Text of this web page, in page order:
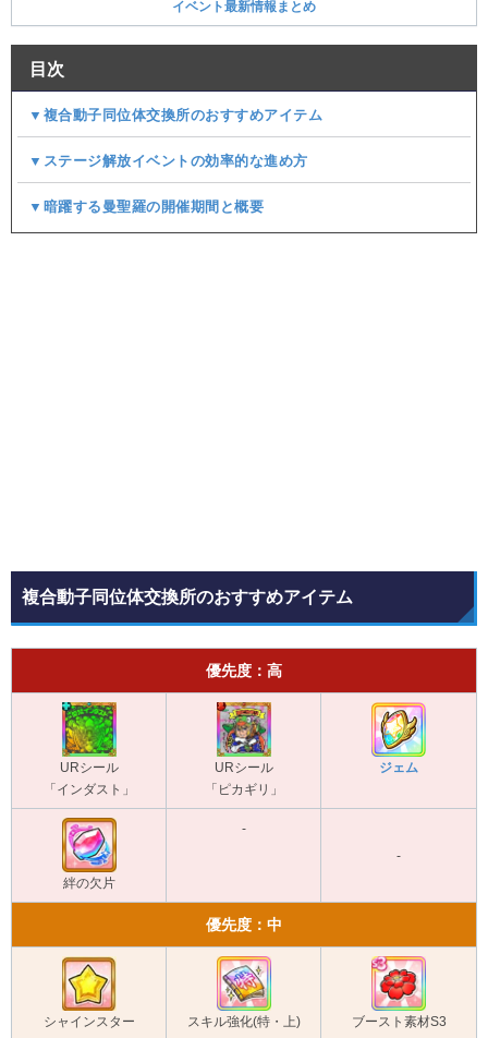
イベント最新情報まとめ
目次
▼複合動子同位体交換所のおすすめアイテム
▼ステージ解放イベントの効率的な進め方
▼暗躍する曼聖羅の開催期間と概要
複合動子同位体交換所のおすすめアイテム
優先度：高
URシール
「インダスト」
URシール
「ピカギリ」
ジェム
絆の欠片
-
-
優先度：中
シャインスター スキル強化(特・上) ブースト素材S3